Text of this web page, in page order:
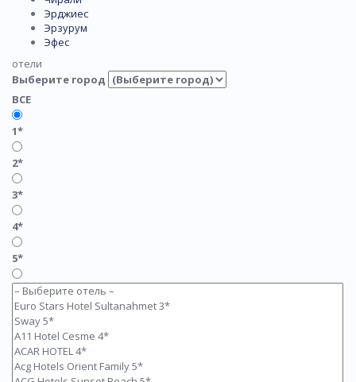
Эрджиес
Эрзурум
Эфес
отели
Выберите город
ВСЕ
1*
2*
3*
4*
5*